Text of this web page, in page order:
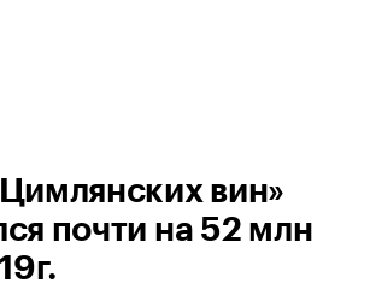
вин»
почти на 52 млн